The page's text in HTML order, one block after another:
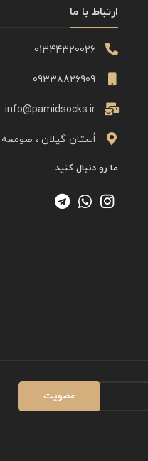
ارتباط با ما
01344320026
09338826909
info@pamidsocks.ir
اُستان گیلان ، صومعه
ما رو دنبال کنید